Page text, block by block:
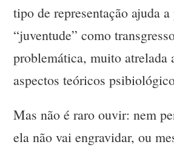
tipo de representação ajuda
“juventude” como
problemática, muito atrelada
aspectos teóricos
Mas não é raro ouvir: nem
ela não vai engravidar, ou